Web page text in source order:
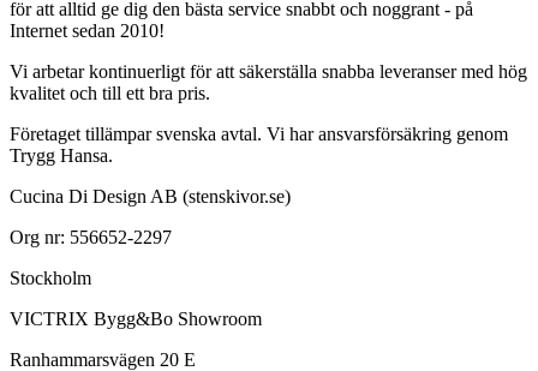
för att alltid ge dig den bästa service snabbt och noggrant - på
Internet sedan 2010!
Vi arbetar kontinuerligt för att säkerställa snabba leveranser med hög
kvalitet och till ett bra pris.
Företaget tillämpar svenska avtal. Vi har ansvarsförsäkring genom
Trygg Hansa.
Cucina Di Design AB (stenskivor.se)
Org nr: 556652-2297
Stockholm
VICTRIX Bygg&Bo Showroom
Ranhammarsvägen 20 E